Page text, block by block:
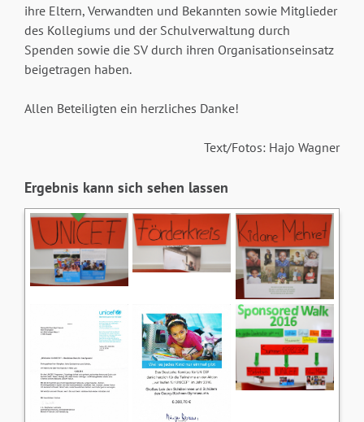
ihre Eltern, Verwandten und Bekannten sowie Mitglieder
des Kollegiums und der Schulverwaltung durch
Spenden sowie die SV durch ihren Organisationseinsatz
beigetragen haben.
Allen Beteiligten ein herzliches Danke!
Text/Fotos: Hajo Wagner
Ergebnis kann sich sehen lassen